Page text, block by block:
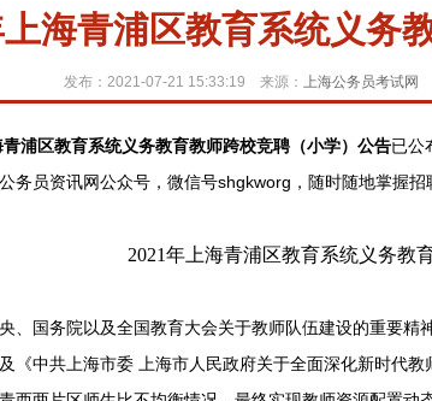
海青浦区教育系统义务
发布：2021-07-21 15:33:19 来源： 上海公务员考试网
区教育系统义务教育教师跨校竞聘（小学）公告已公
务员资讯网公众号，微信号shgkworg， 随时随地掌握招
2021年上海青浦区教育系统义务教
国务院以及全国教育大会关于教师队伍建设的重要精
《中共上海市委 上海市人民政府关于全面深化新时代